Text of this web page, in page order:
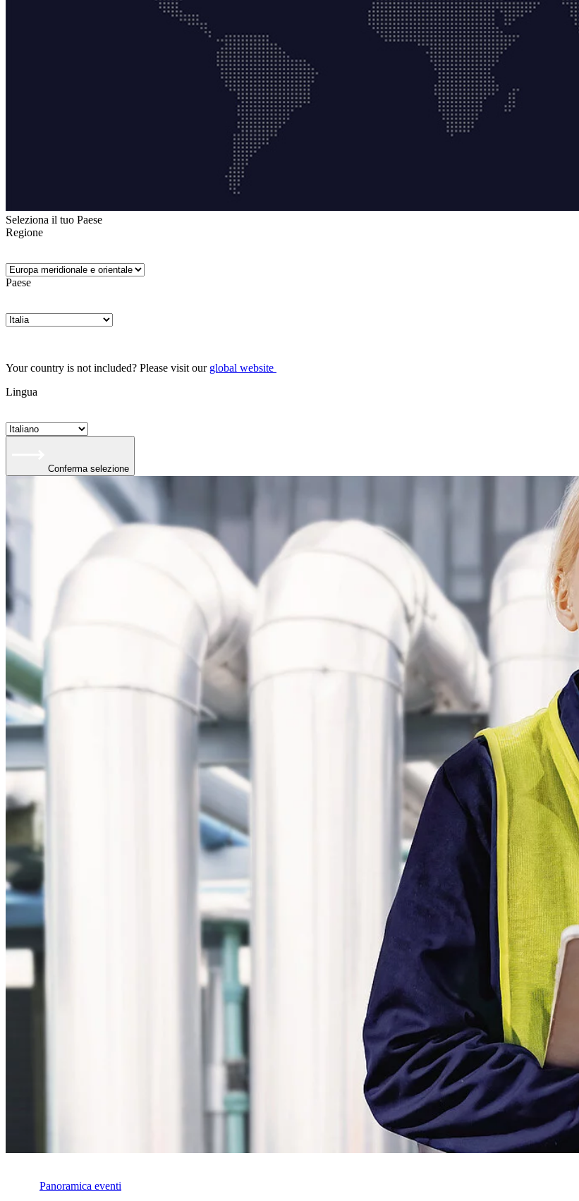
Seleziona il tuo Paese
Regione
Paese
Your country is not included? Please visit our global website
Lingua
Conferma selezione
Panoramica eventi